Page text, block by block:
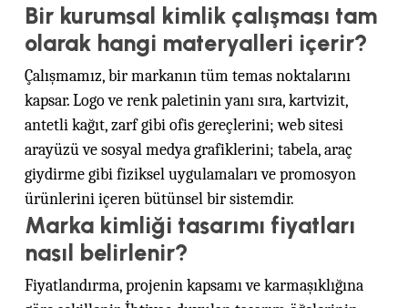
Bir kurumsal kimlik çalışması tam
olarak hangi materyalleri içerir?
Çalışmamız, bir markanın tüm temas noktalarını
kapsar. Logo ve renk paletinin yanı sıra, kartvizit,
antetli kağıt, zarf gibi ofis gereçlerini; web sitesi
arayüzü ve sosyal medya grafiklerini; tabela, araç
giydirme gibi fiziksel uygulamaları ve promosyon
ürünlerini içeren bütünsel bir sistemdir.
Marka kimliği tasarımı fiyatları
nasıl belirlenir?
Fiyatlandırma, projenin kapsamı ve karmaşıklığına